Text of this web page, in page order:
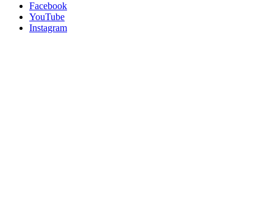
Facebook
YouTube
Instagram